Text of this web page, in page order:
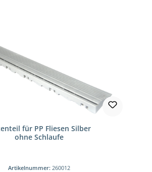
für PP Fliesen Silber
ohne Schlaufe
Artikelnummer: 260012